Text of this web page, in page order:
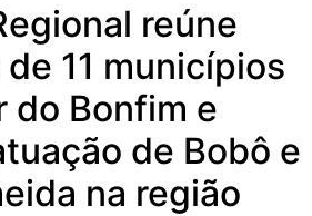
reúne
11 municípios
do Bonfim e
de Bobô e
na região